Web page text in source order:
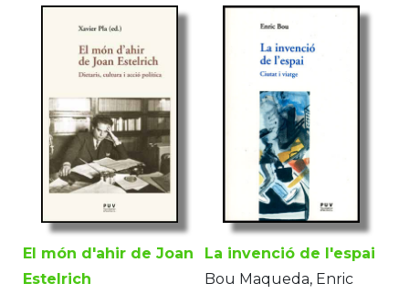
El món d'ahir de Joan
Estelrich
La invenció de l'espai
Bou Maqueda, Enric